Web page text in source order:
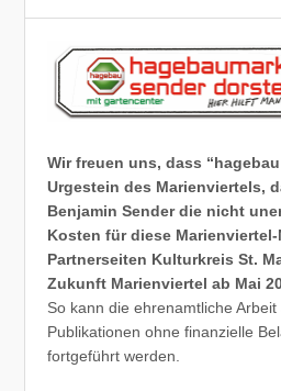
Wir freuen uns, dass
Urgestein des Marienviertels,
Benjamin Sender die nicht
Kosten für diese
Partnerseiten Kulturkreis St.
Zukunft Marienviertel ab Mai
So kann die ehrenamtliche
Publikationen ohne finanzielle
fortgeführt werden.